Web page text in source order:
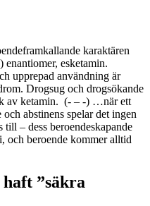
karaktären
enantiomer, esketamin.
upprepad användning är
Drogsug och drogsökande
av ketamin. (- – -) …när ett
abstinens spelar det ingen
– dess beroendeskapande
och beroende kommer alltid
”säkra